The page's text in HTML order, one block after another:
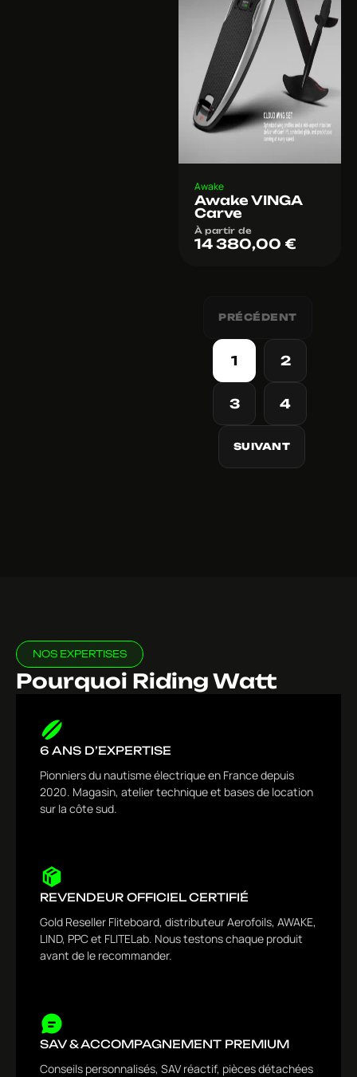
Awake
Awake VINGA
Carve
À partir de
14 380,00 €
PRÉCÉDENT
1 2
3 4
SUIVANT
NOS EXPERTISES
Pourquoi Riding Watt
6 ANS D’EXPERTISE
Pionniers du nautisme électrique en France depuis
2020. Magasin, atelier technique et bases de location
sur la côte sud.
REVENDEUR OFFICIEL CERTIFIÉ
Gold Reseller Fliteboard, distributeur Aerofoils, AWAKE,
LIND, PPC et FLITELab. Nous testons chaque produit
avant de le recommander.
SAV & ACCOMPAGNEMENT PREMIUM
Conseils personnalisés, SAV réactif, pièces détachées